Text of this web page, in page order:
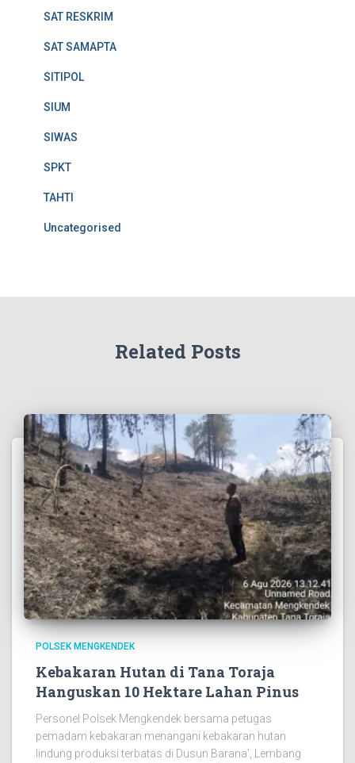
SAT RESKRIM
SAT SAMAPTA
SITIPOL
SIUM
SIWAS
SPKT
TAHTI
Uncategorised
Related Posts
POLSEK MENGKENDEK
Kebakaran Hutan di Tana Toraja
Hanguskan 10 Hektare Lahan Pinus
Personel Polsek Mengkendek bersama petugas
pemadam kebakaran menangani kebakaran hutan
lindung produksi terbatas di Dusun Barana’, Lembang